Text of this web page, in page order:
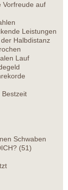
Vorfreude auf
Leistungen
Halbdistanz
Lauf
Bestzeit
Schwaben
(51)